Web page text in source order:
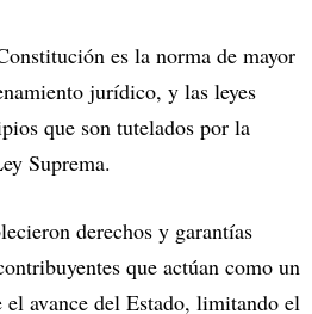
es la norma de mayor
jurídico, y las leyes
que son tutelados por la
Suprema.
derechos y garantías
que actúan como un
avance del Estado, limitando el